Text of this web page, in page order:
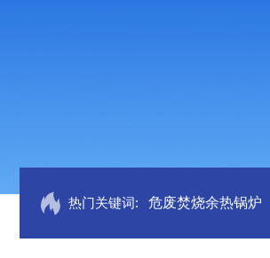
热门关键词: 危废焚烧余热锅炉